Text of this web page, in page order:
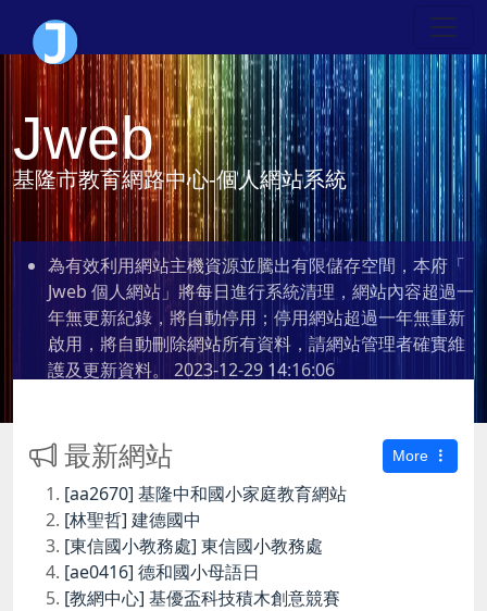
Jweb
基隆市教育網路中心-個人網站系統
為有效利用網站主機資源並騰出有限儲存空間，本府「
Jweb 個人網站」將每日進行系統清理，網站內容超過一
年無更新紀錄，將自動停用；停用網站超過一年無重新
啟用，將自動刪除網站所有資料，請網站管理者確實維
護及更新資料。 2023-12-29 14:16:06
最新網站 More
[aa2670] 基隆中和國小家庭教育網站
[林聖哲] 建德國中
[東信國小教務處] 東信國小教務處
[ae0416] 德和國小母語日
[教網中心] 基優盃科技積木創意競賽